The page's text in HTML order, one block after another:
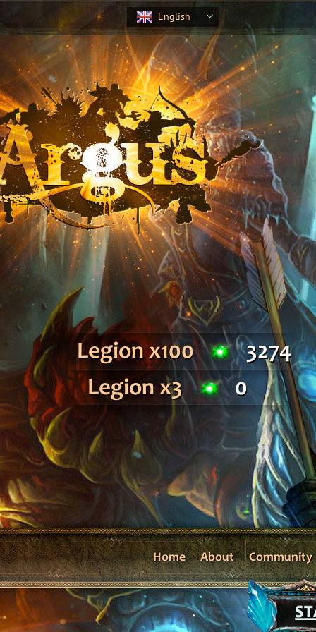
English
Legion x100
3274
Legion x3
0
Home About Community